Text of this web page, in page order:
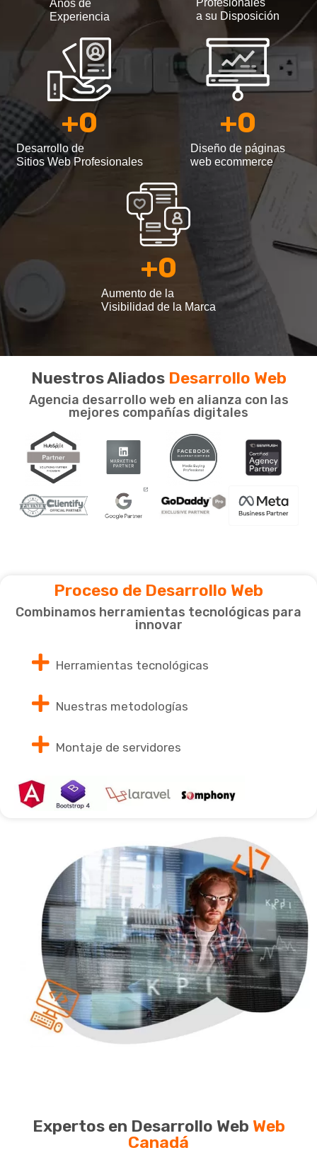
Años de
Experiencia
a su Disposición
Desarrollo de
Sitios Web Profesionales
+0
Diseño de páginas
web ecommerce
+0
Aumento de la
Visibilidad de la Marca
+0
Nuestros AliadosDesarrollo Web
Agencia desarrollo web en alianza con las
mejores compañías digitales
Proceso de Desarrollo Web
Combinamos herramientas tecnológicas para
innovar
Herramientas tecnológicas
Nuestras metodologías
Montaje de servidores
Expertos en Desarrollo Web Web
Canadá